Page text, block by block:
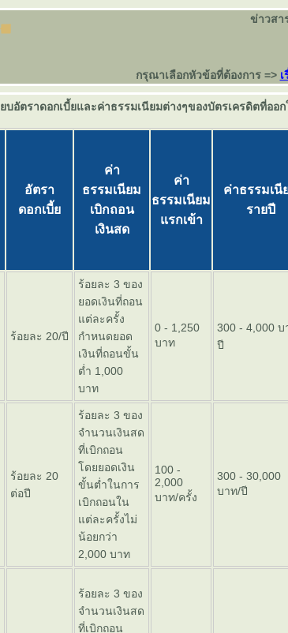
ข่าวสา
กรุณาเลือกหัวข้อที่ต้องการ =>
ยบอัตราดอกเบี้ยและค่าธรรมเนียมต่างๆของบัตรเครดิตที่ออ
อัตรา
ดอกเบี้
ค่า
ธรรมเนียม
เบิกถอน
เงินสด
ค่า
ธรรมเนียม
รกเข้า
ค่าธรรมเนี
รายปี
ร้อยละ 20/ปี
ร้อยละ 3 ของ
อดเงินที่ถอน
ต่ละครั้ง
กำหนดยอด
เงินที่ถอนขั้น
ต่ำ 1,000
บาท
0 - 1,250
บาท
300 - 4,000 บ
ปี
ร้อยละ 20
ต่อปี
ร้อยละ 3 ของ
จำนวนเงินสด
ที่เบิกถอน
ดยยอดเงิน
ขั้นต่ำในการ
เบิกถอนใน
ต่ละครั้งไม่
น้อยกว่า
2,000 บาท
100 -
2,000
บาท/ครั้ง
300 - 30,000
บาท/ปี
ร้อยละ 3 ของ
จำนวนเงินสด
ที่เบิกถอน